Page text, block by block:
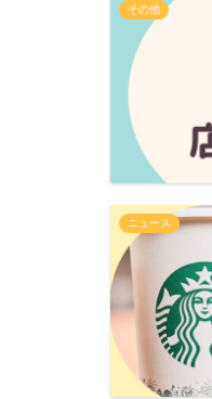
その他
ニュース